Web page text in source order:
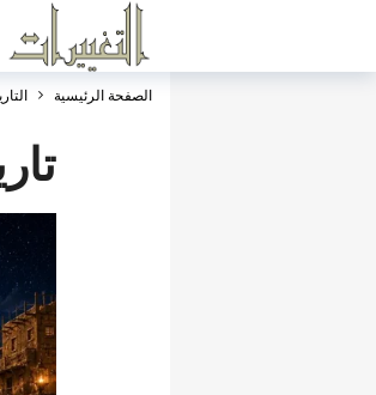
الصفحة الرئيسية